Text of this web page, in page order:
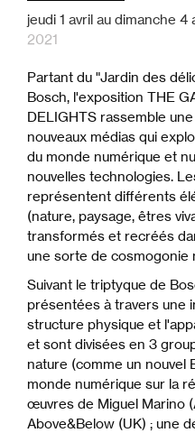
jeudi 1 avril au dimanche 4
2021
Partant du "Jardin des
Bosch, l'exposition THE
DELIGHTS rassemble
nouveaux médias qui
du monde numérique et
nouvelles technologies.
représentent différents
(nature, paysage, êtres
transformés et recréés
une sorte de cosmogonie
Suivant le triptyque de
présentées à travers une
structure physique et
et sont divisées en 3
nature (comme un nouvel
monde numérique sur la
œuvres de Miguel Marino
Above&Below (UK) ; une